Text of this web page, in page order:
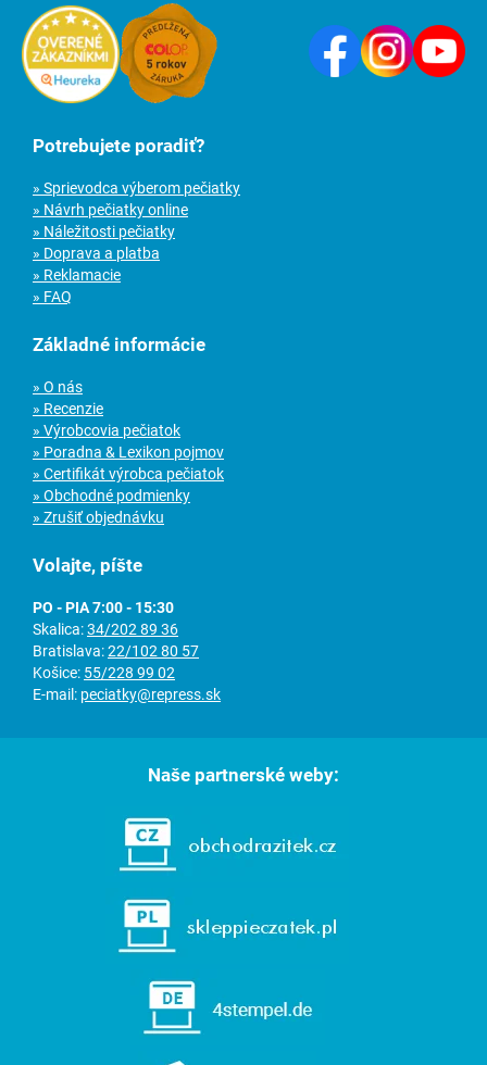
Potrebujete poradiť?
» Sprievodca výberom pečiatky
» Návrh pečiatky online
» Náležitosti pečiatky
» Doprava a platba
» Reklamacie
» FAQ
Základné informácie
» O nás
» Recenzie
» Výrobcovia pečiatok
» Poradna & Lexikon pojmov
» Certifikát výrobca pečiatok
» Obchodné podmienky
» Zrušiť objednávku
Volajte, píšte
PO - PIA 7:00 - 15:30
Skalica:34/202 89 36
Bratislava:22/102 80 57
Košice: 55/228 99 02
E-mail: peciatky@repress.sk
Naše partnerské weby: